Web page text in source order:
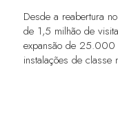
Desde a reabertura
de 1,5 milhão de
expansão de 25.000
instalações de classe